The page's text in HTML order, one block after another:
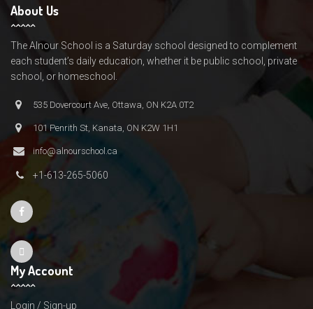
About Us
The Alnour School is a Saturday school designed to complement
each student’s daily education, whether it be public school, private
school, or homeschool.
535 Dovercourt Ave, Ottawa, ON K2A 0T2
101 Penrith St, Kanata, ON K2W 1H1
info@alnourschool.ca
+1-613-265-5060
My Account
Login / Sign-up